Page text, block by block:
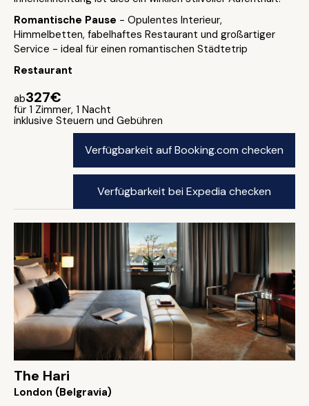
Romantische Pause - Opulentes Interieur,
Himmelbetten, fabelhaftes Restaurant und großartiger
Service - ideal für einen romantischen Städtetrip
Restaurant
ab327€
für 1 Zimmer, 1 Nacht
inklusive Steuern und Gebühren
Verfügbarkeit auf Booking.com checken
Verfügbarkeit bei Expedia checken
The Hari
London (Belgravia)